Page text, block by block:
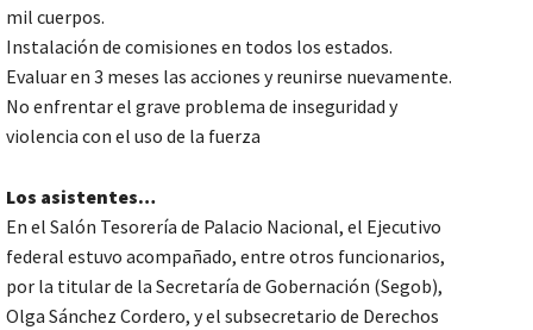
mil cuerpos.
Instalación de comisiones en todos los estados.
Evaluar en 3 meses las acciones y reunirse nuevamente.
No enfrentar el grave problema de inseguridad y
violencia con el uso de la fuerza
Los asistentes…
En el Salón Tesorería de Palacio Nacional, el Ejecutivo
federal estuvo acompañado, entre otros funcionarios,
por la titular de la Secretaría de Gobernación (Segob),
Olga Sánchez Cordero, y el subsecretario de Derechos